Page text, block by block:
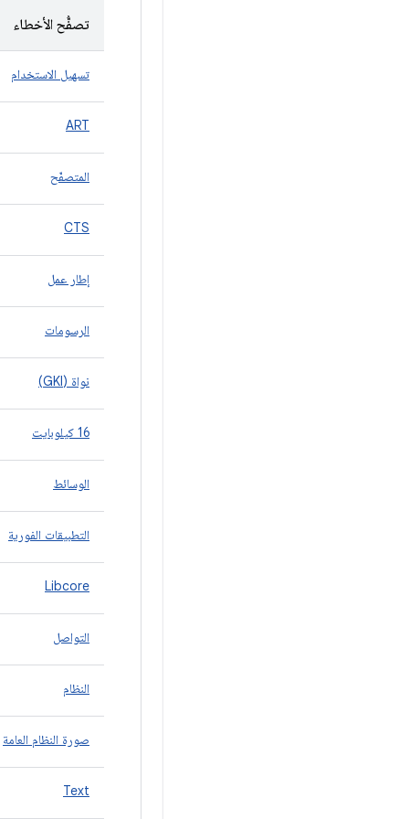
تصفُّح الأخطاء
تسهيل الاستخدام
ART
المتصفّح
CTS
إطار عمل
الرسومات
نواة (GKI)
16 كيلوبايت
الوسائط
التطبيقات الفورية
Libcore
التواصل
النظام
صورة النظام العامة
Text